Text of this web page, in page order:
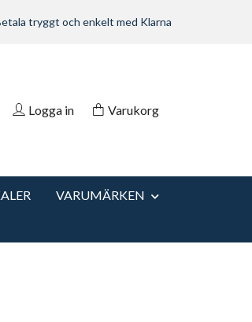
tryggt och enkelt med Klarna
Logga in Varukorg
VARUMÄRKEN